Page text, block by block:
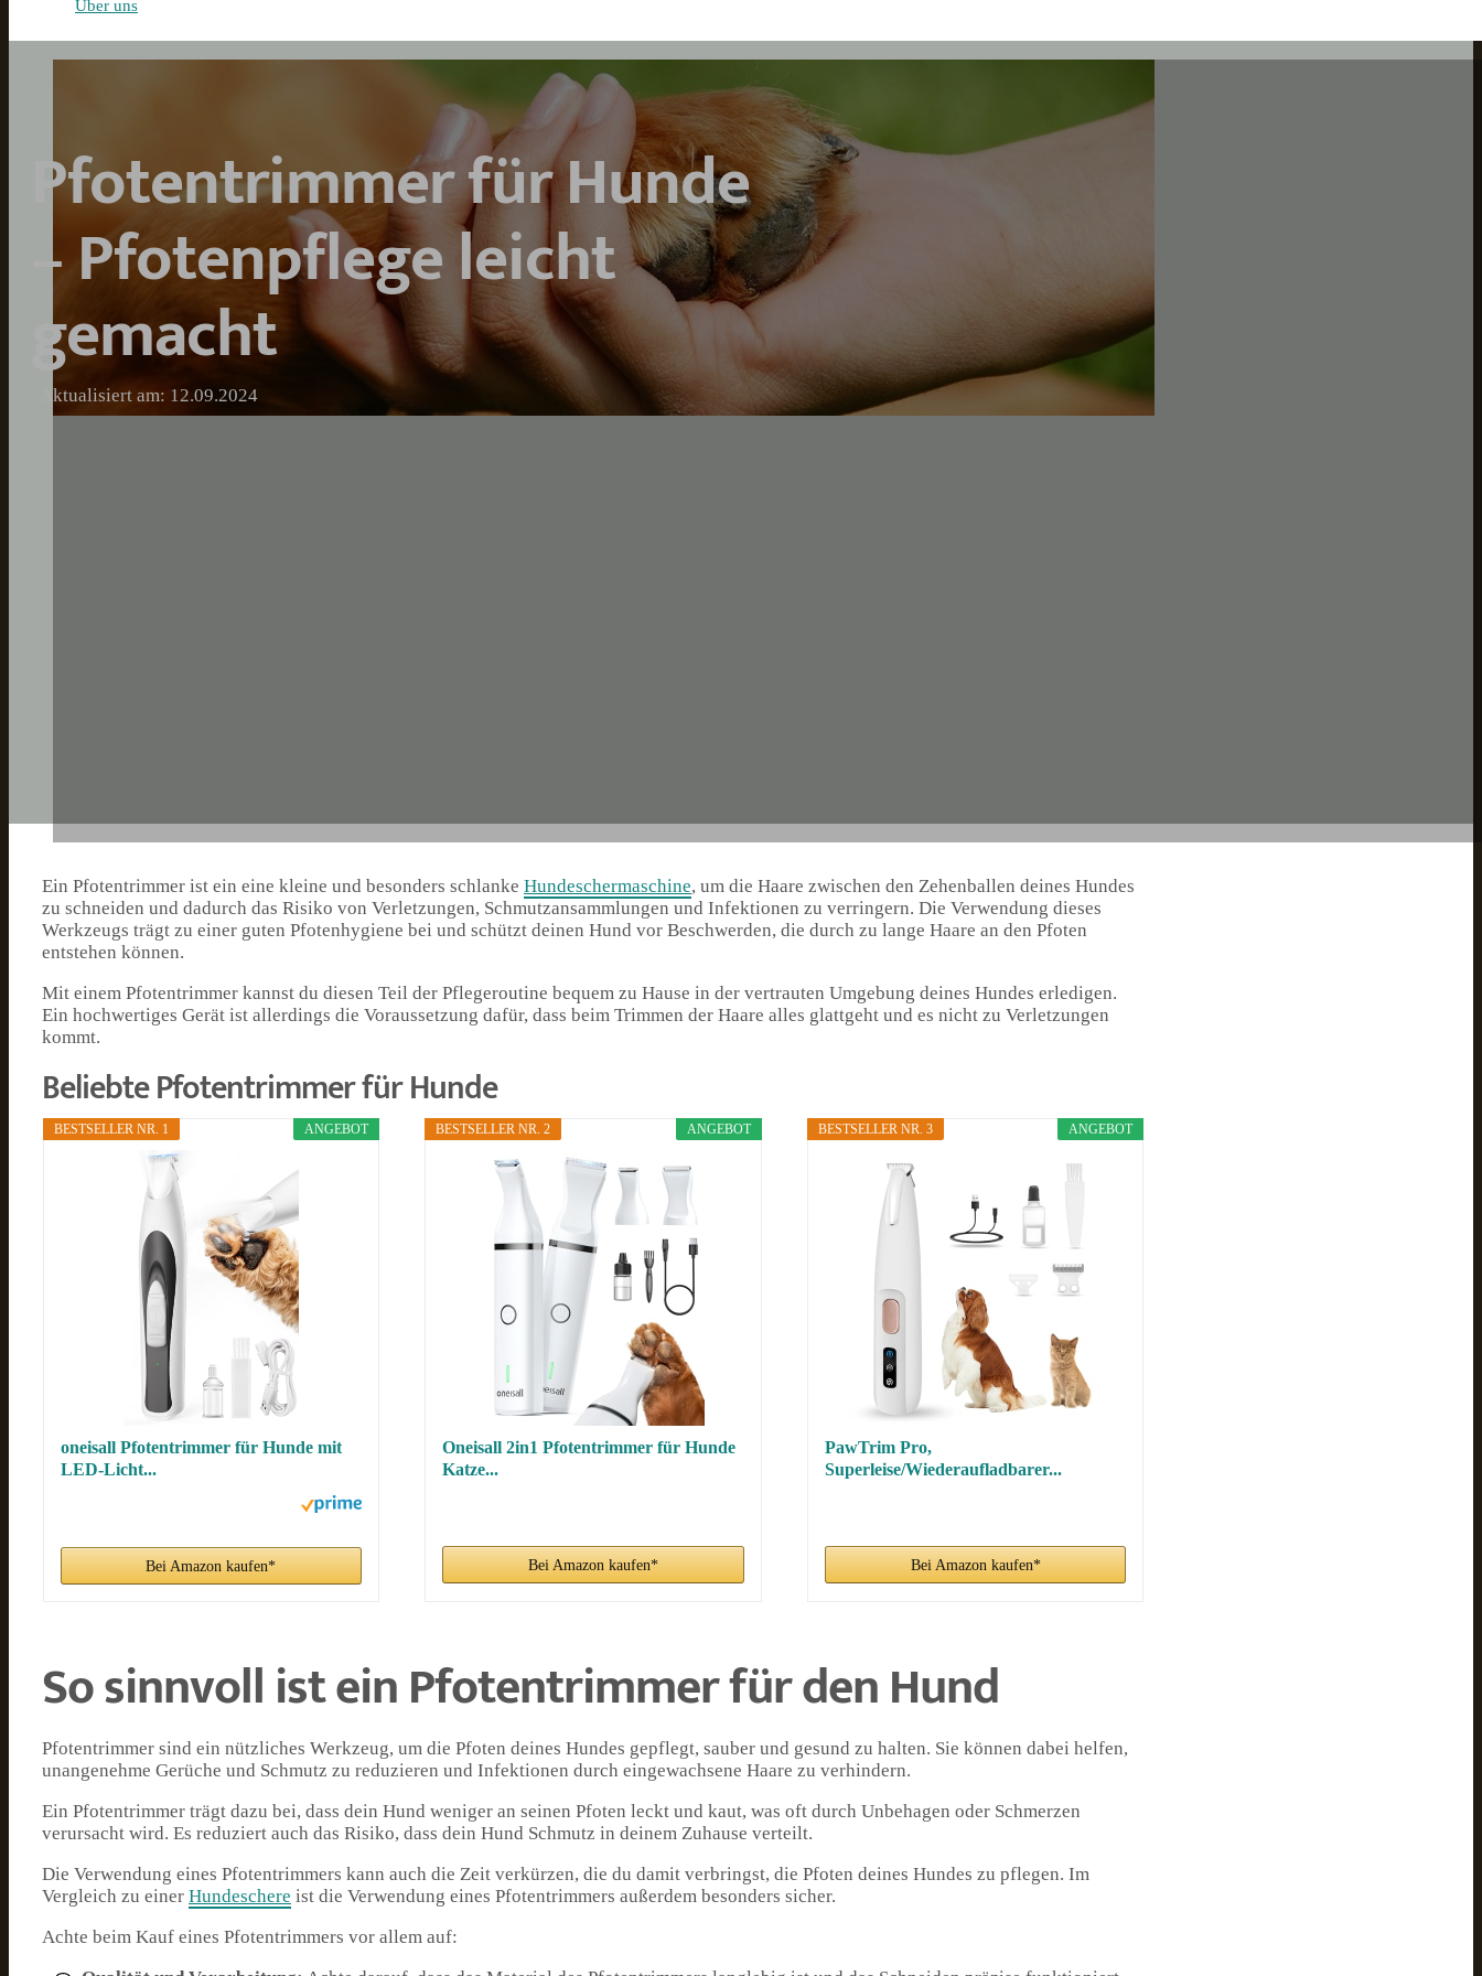
Über uns
Pfotentrimmer für Hunde
– Pfotenpflege leicht
gemacht
Aktualisiert am: 12.09.2024
Ein Pfotentrimmer ist ein eine kleine und besonders schlanke Hundeschermaschine, um die Haare zwischen den Zehenballen deines Hundes
zu schneiden und dadurch das Risiko von Verletzungen, Schmutzansammlungen und Infektionen zu verringern. Die Verwendung dieses
Werkzeugs trägt zu einer guten Pfotenhygiene bei und schützt deinen Hund vor Beschwerden, die durch zu lange Haare an den Pfoten
entstehen können.
Mit einem Pfotentrimmer kannst du diesen Teil der Pflegeroutine bequem zu Hause in der vertrauten Umgebung deines Hundes erledigen.
Ein hochwertiges Gerät ist allerdings die Voraussetzung dafür, dass beim Trimmen der Haare alles glattgeht und es nicht zu Verletzungen
kommt.
Beliebte Pfotentrimmer für Hunde
ANGEBOT
BESTSELLER NR. 1
oneisall Pfotentrimmer für Hunde mit
LED-Licht...
Bei Amazon kaufen*
ANGEBOT
BESTSELLER NR. 2
Oneisall 2in1 Pfotentrimmer für Hunde
Katze...
Bei Amazon kaufen*
ANGEBOT
BESTSELLER NR. 3
PawTrim Pro,
Superleise/Wiederaufladbarer...
Bei Amazon kaufen*
So sinnvoll ist ein Pfotentrimmer für den Hund
Pfotentrimmer sind ein nützliches Werkzeug, um die Pfoten deines Hundes gepflegt, sauber und gesund zu halten. Sie können dabei helfen,
unangenehme Gerüche und Schmutz zu reduzieren und Infektionen durch eingewachsene Haare zu verhindern.
Ein Pfotentrimmer trägt dazu bei, dass dein Hund weniger an seinen Pfoten leckt und kaut, was oft durch Unbehagen oder Schmerzen
verursacht wird. Es reduziert auch das Risiko, dass dein Hund Schmutz in deinem Zuhause verteilt.
Die Verwendung eines Pfotentrimmers kann auch die Zeit verkürzen, die du damit verbringst, die Pfoten deines Hundes zu pflegen. Im
Vergleich zu einer Hundeschere ist die Verwendung eines Pfotentrimmers außerdem besonders sicher.
Achte beim Kauf eines Pfotentrimmers vor allem auf: